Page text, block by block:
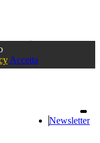
Accedioppure registrati
Accetta
Newsletter